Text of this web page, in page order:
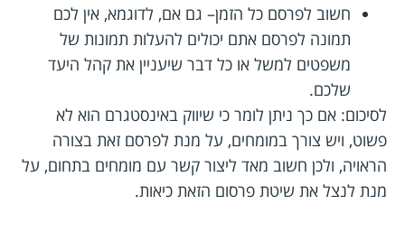
חשוב לפרסם כל הזמן– גם אם, לדוגמא, אין לכם
תמונה לפרסם אתם יכולים להעלות תמונות של
משפטים למשל או כל דבר שיעניין את קהל היעד
שלכם.
לסיכום: אם כך ניתן לומר כי שיווק באינסטגרם הוא לא
פשוט, ויש צורך במומחים, על מנת לפרסם זאת בצורה
הראויה, ולכן חשוב מאד ליצור קשר עם מומחים בתחום, על
מנת לנצל את שיטת פרסום הזאת כיאות.